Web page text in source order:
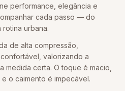
performance, elegância e
cada passo — do
urbana.
de alta compressão,
valorizando a
medida certa. O toque é macio,
o caimento é impecável.